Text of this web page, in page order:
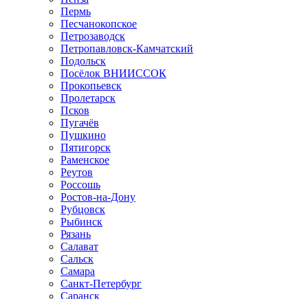
Пермь
Песчанокопское
Петрозаводск
Петропавловск-Камчатский
Подольск
Посёлок ВНИИССОК
Прокопьевск
Пролетарск
Псков
Пугачёв
Пушкино
Пятигорск
Раменское
Реутов
Россошь
Ростов-на-Дону
Рубцовск
Рыбинск
Рязань
Салават
Сальск
Самара
Санкт-Петербург
Саранск